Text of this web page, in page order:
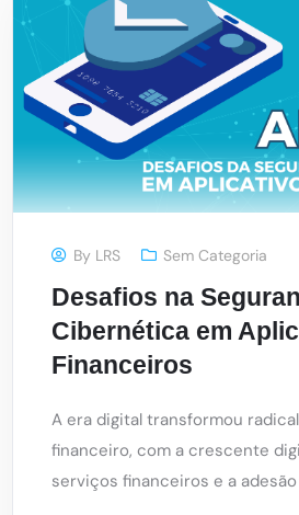
By LRS Sem Categoria
Desafios na
Cibernética em
Financeiros
A era digital transformou
financeiro, com a crescente
serviços financeiros e a